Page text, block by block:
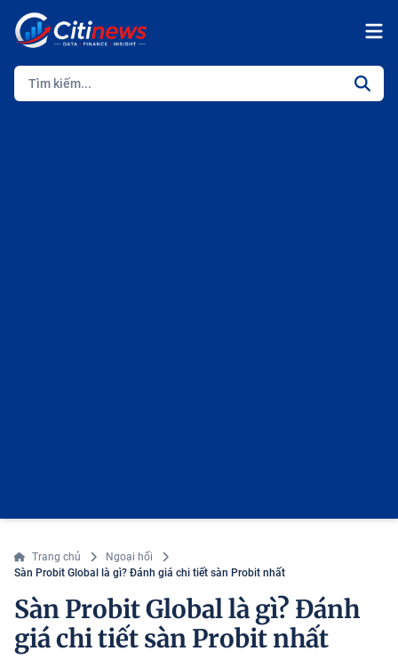
Trang chủ
Ngoại hối
Sàn Probit Global là gì? Đánh giá chi tiết sàn Probit nhất
Sàn Probit Global là gì? Đánh
giá chi tiết sàn Probit nhất